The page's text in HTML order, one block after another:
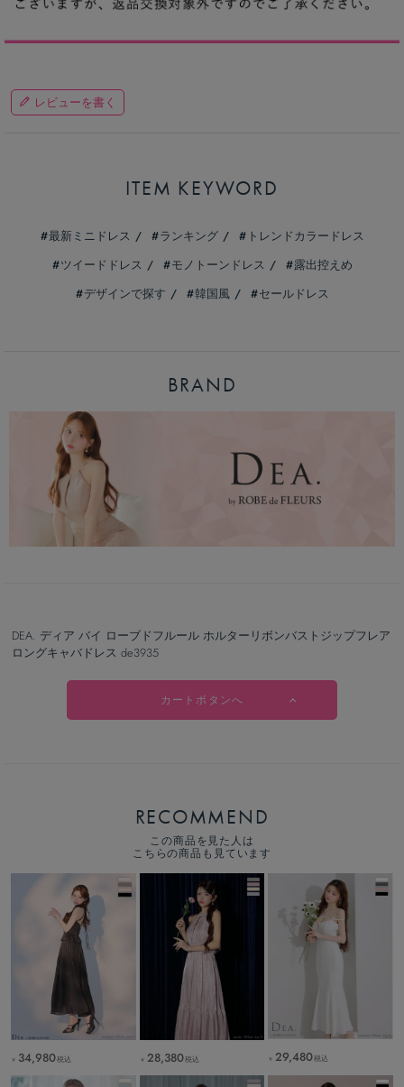
レビューを書く
ITEM KEYWORD
最新ミニドレス ランキング
トレンドカラードレス
ツイードドレス
モノトーンドレス
露出控えめ
デザインで探す
韓国風 セールドレス
BRAND
DEA. ディア バイ ローブドフルール ホルターリボンバストジップフレア
ロングキャバドレス de3935
カートボタンへ
RECOMMEND
この商品を見た人は
こちらの商品も見ています
￥ 34,980税込 ￥ 28,380税込 ￥ 29,480税込